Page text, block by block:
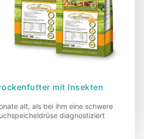
mit Insekten
alt, als bei ihm eine schwere
diagnostiziert